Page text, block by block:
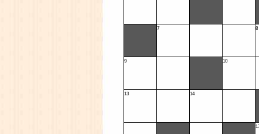
7 8
9 10
13 14